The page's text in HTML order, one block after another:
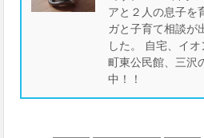
アと２人の息子を
ガと子育て相談が
した。 自宅、イ
町東公民館、三沢
中！！